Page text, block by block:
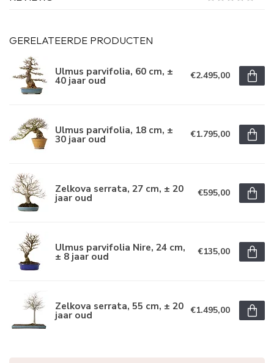
GERELATEERDE PRODUCTEN
Ulmus parvifolia, 60 cm, ±
40 jaar oud €2.495,00
Ulmus parvifolia, 18 cm, ±
30 jaar oud €1.795,00
Zelkova serrata, 27 cm, ± 20
jaar oud €595,00
Ulmus parvifolia Nire, 24 cm,
± 8 jaar oud €135,00
Zelkova serrata, 55 cm, ± 20
jaar oud €1.495,00